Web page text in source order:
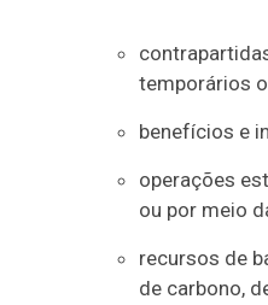
temporários
benefícios e
operações
ou por meio
recursos de
de carbono,